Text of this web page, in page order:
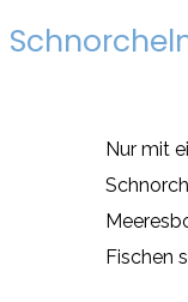
Nur mit
Fischen